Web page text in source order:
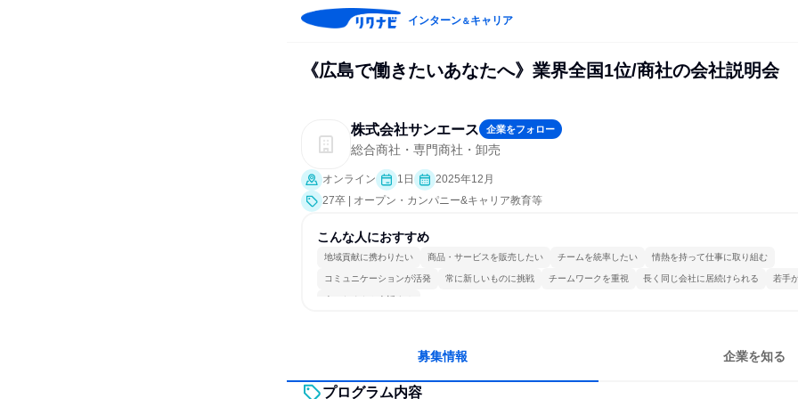
インターン＆キャリア
《広島で働きたいあなたへ》業界全国1位/商社の会社説明会
株式会社サンエース 企業をフォロー
総合商社・専門商社・卸売
オンライン 1日
2025年12月
27卒 | オープン・カンパニー&キャリア教育等
こんな人におすすめ
地域貢献に携わりたい 商品・サービスを販売したい チームを統率したい 情熱を持って仕事に取り組む
コミュニケーションが活発 常に新しいものに挑戦 チームワークを重視 長く同じ会社に居続けられる 若手
人とたくさん会話する
募集情報 企業を知る
プログラム内容